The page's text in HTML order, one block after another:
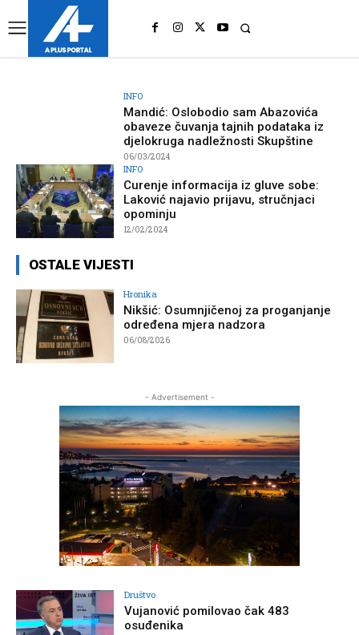
INFO
Mandić: Oslobodio sam Abazovića
obaveze čuvanja tajnih podataka iz
djelokruga nadležnosti Skupštine
06/03/2024
INFO
Curenje informacija iz gluve sobe:
Laković najavio prijavu, stručnjaci
opominju
12/02/2024
OSTALE VIJESTI
Hronika
Nikšić: Osumnjičenoj za proganjanje
određena mjera nadzora
06/08/2026
- Advertisement -
Društvo
Vujanović pomilovao čak 483
osuđenika